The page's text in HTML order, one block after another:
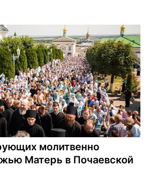
молитвенно
Матерь в Почаевской